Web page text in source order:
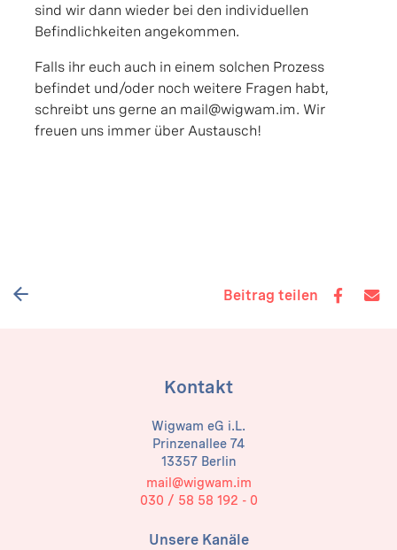
sind wir dann wieder bei den individuellen
Befindlichkeiten angekommen.
Falls ihr euch auch in einem solchen Prozess
befindet und/oder noch weitere Fragen habt,
schreibt uns gerne an mail@wigwam.im. Wir
freuen uns immer über Austausch!
Beitrag teilen
Kontakt
Wigwam eG i.L.
Prinzenallee 74
13357 Berlin
mail@wigwam.im
030 / 58 58 192 - 0
Unsere Kanäle